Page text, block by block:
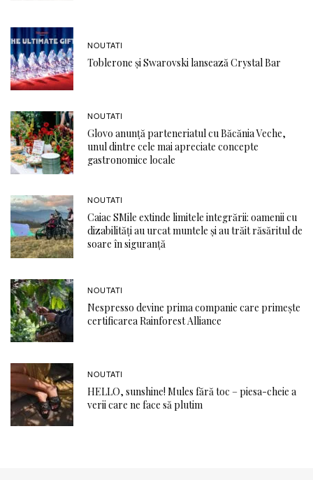
NOUTATI
Toblerone și Swarovski lansează Crystal Bar
NOUTATI
Glovo anunță parteneriatul cu Băcănia Veche,
unul dintre cele mai apreciate concepte
gastronomice locale
NOUTATI
Caiac SMile extinde limitele integrării: oamenii cu
dizabilități au urcat muntele și au trăit răsăritul de
soare în siguranță
NOUTATI
Nespresso devine prima companie care primește
certificarea Rainforest Alliance
NOUTATI
HELLO, sunshine! Mules fără toc – piesa-cheie a
verii care ne face să plutim